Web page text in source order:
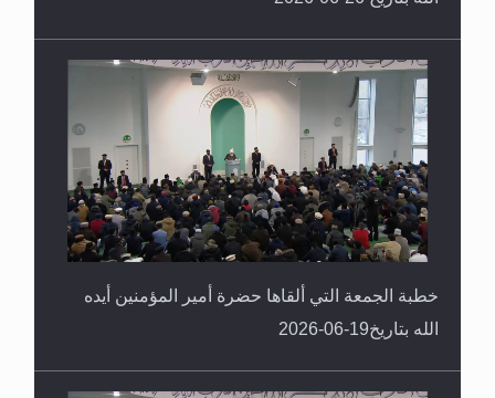
خطبة الجمعة التي ألقاها حضرة أمير المؤمنين أيده
الله بتاريخ19-06-2026